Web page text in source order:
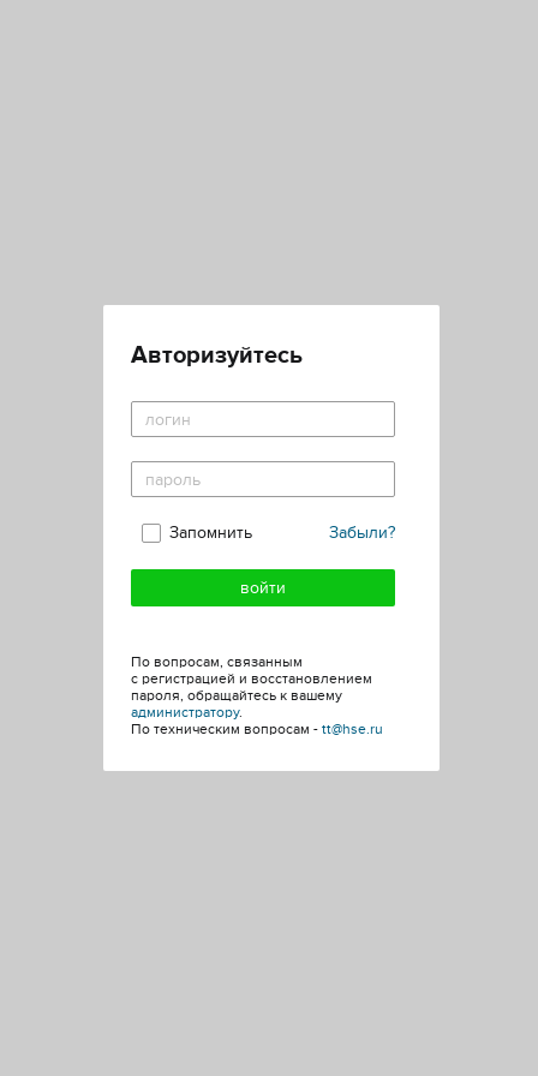
Авторизуйтесь
Забыли?
Запомнить
По вопросам, связанным
с регистрацией и восстановлением
пароля, обращайтесь к вашему
администратору.
По техническим вопросам - tt@hse.ru